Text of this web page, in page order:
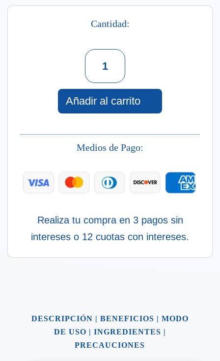
Cantidad:
Set
Artigiano
Perfume
+
Gel
cantidad
Añadir al carrito
Medios de Pago:
Realiza tu compra en 3 pagos sin
intereses o 12 cuotas con intereses.
DESCRIPCIÓN | BENEFICIOS | MODO
DE USO | INGREDIENTES |
PRECAUCIONES